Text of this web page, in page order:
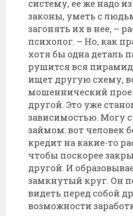
систему, ее же надо
законы, уметь с
загонять их в нее, –
психолог. – Но, как
хотя бы одна деталь
рушится вся
ищет другую схему,
мошеннический
другой. Это уже
зависимостью. Могу
займом: вот человек
кредит на какие-то
чтобы поскорее
другой. И
замкнутый круг. Он
видеть перед собой
возможности